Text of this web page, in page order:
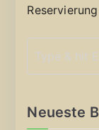
Neueste